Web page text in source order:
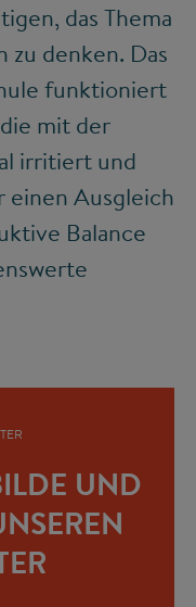
das Thema
zu denken. Das
funktioniert
mit der
irritiert und
Ausgleich
Balance
UND